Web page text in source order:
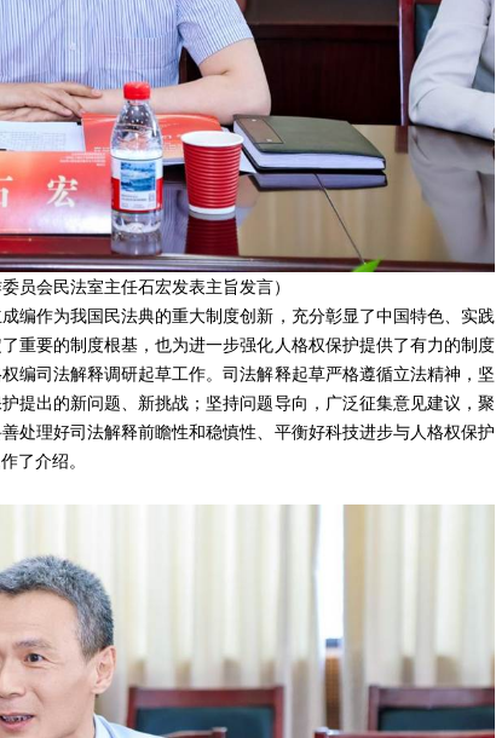
员会民法室主任石宏发表主旨发言）
作为我国民法典的重大制度创新，充分彰显了中国特色、实践
重要的制度根基，也为进一步强化人格权保护提供了有力的制度
编司法解释调研起草工作。司法解释起草严格遵循立法精神，坚
提出的新问题、新挑战；坚持问题导向，广泛征集意见建议，聚
处理好司法解释前瞻性和稳慎性、平衡好科技进步与人格权保护
了介绍。